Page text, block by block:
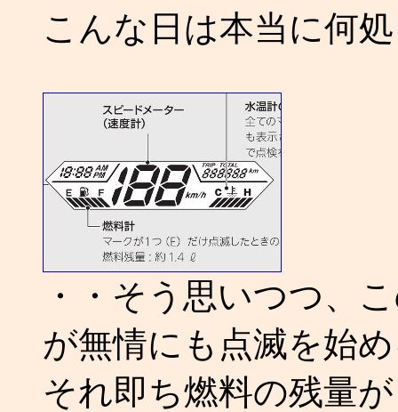
こんな日は本当に何
・・そう思いつつ、
が無情にも点滅を始
それ即ち燃料の残量